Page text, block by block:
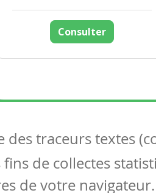
Consulter
articles
DYS
des traceurs textes
de collectes
de votre